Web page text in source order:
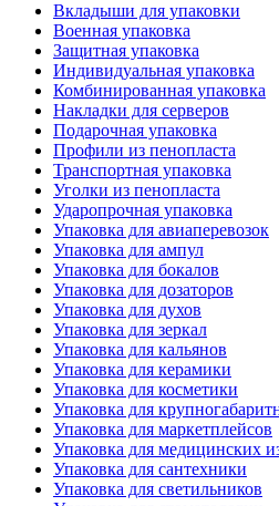
Вкладыши для упаковки
Военная упаковка
Защитная упаковка
Индивидуальная упаковка
Комбинированная упаковка
Накладки для серверов
Подарочная упаковка
Профили из пенопласта
Транспортная упаковка
Уголки из пенопласта
Ударопрочная упаковка
Упаковка для авиаперевозок
Упаковка для ампул
Упаковка для бокалов
Упаковка для дозаторов
Упаковка для духов
Упаковка для зеркал
Упаковка для кальянов
Упаковка для керамики
Упаковка для косметики
Упаковка для
Упаковка для маркетплейсов
Упаковка для медицинских
Упаковка для сантехники
Упаковка для светильников